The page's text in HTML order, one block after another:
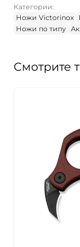
Категории:
Ножи Victorinox
Ножи по типу
Смотрите